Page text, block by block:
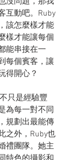
互動吧。Ruby
該怎麼樣才能
樣才能讓每個
能串接在一
每個賓客，讓
得開心？
只是經驗豐
為每一對不同
規劃出最能傳
之外，Ruby也
禮團隊。她主